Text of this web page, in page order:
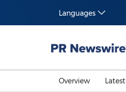
Languages
Overview Latest